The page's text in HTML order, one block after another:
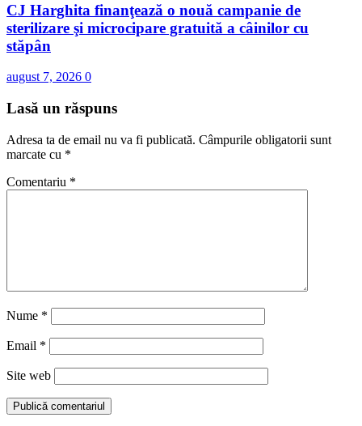
CJ Harghita finanţează o nouă campanie de
sterilizare şi microcipare gratuită a câinilor cu
stăpân
august 7, 2026 0
Lasă un răspuns
Adresa ta de email nu va fi publicată. Câmpurile obligatorii sunt
marcate cu *
Comentariu *
Nume *
Email *
Site web